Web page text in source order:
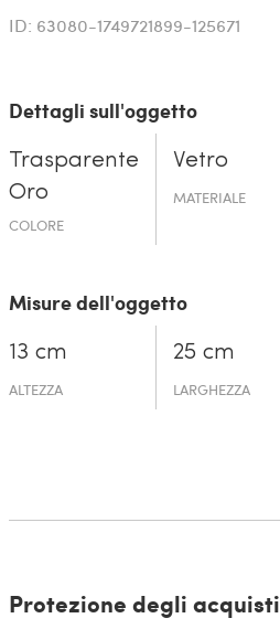
ID: 63080-1749721899-125671
Dettagli sull'oggetto
Trasparente
Oro
COLORE
Vetro
MATERIALE
Misure dell'oggetto
13 cm
ALTEZZA
25 cm
LARGHEZZA
Protezione degli acquisti